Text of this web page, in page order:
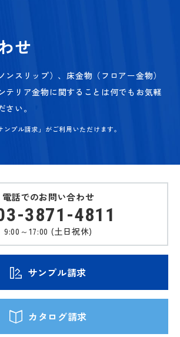
せ
ンスリップ）、床金物（フロアー金物）
テリア金物に関することは何でもお気軽
い。
プル請求」がご利用いただけます。
電話でのお問い合わせ
3871-4811
9:00～17:00 (土日祝休)
サンプル請求
カタログ請求